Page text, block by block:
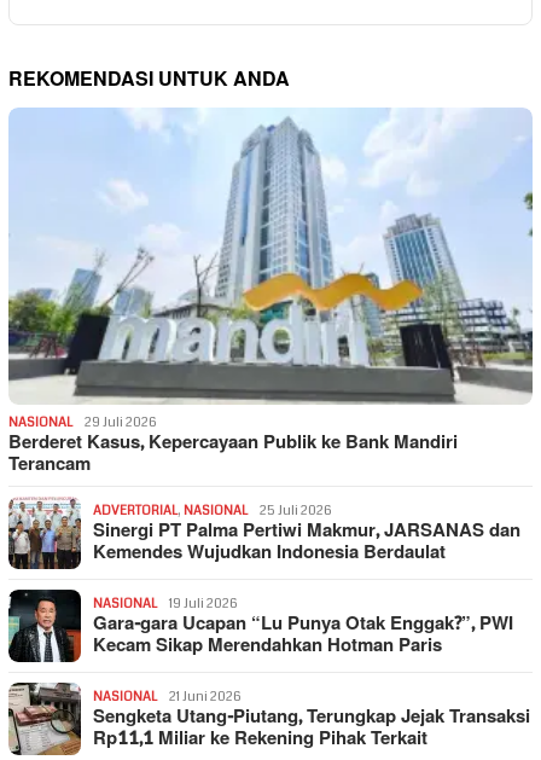
REKOMENDASI UNTUK ANDA
NASIONAL 29 Juli 2026
Berderet Kasus, Kepercayaan Publik ke Bank Mandiri
Terancam
ADVERTORIAL, NASIONAL 25 Juli 2026
Sinergi PT Palma Pertiwi Makmur, JARSANAS dan
Kemendes Wujudkan Indonesia Berdaulat
NASIONAL 19 Juli 2026
Gara-gara Ucapan “Lu Punya Otak Enggak?”, PWI
Kecam Sikap Merendahkan Hotman Paris
NASIONAL 21 Juni 2026
Sengketa Utang-Piutang, Terungkap Jejak Transaksi
Rp11,1 Miliar ke Rekening Pihak Terkait